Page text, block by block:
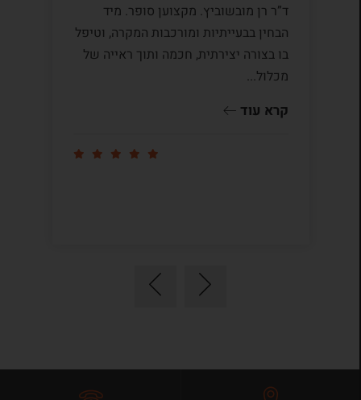
ד”ר רן מובשוביץ. מקצוען סופר. מיד
הבחין בבעייתיות ומורכבות המקרה, וטיפל
בו בצורה יצירתית, חכמה ותוך ראייה של
מכלול...
קרא עוד